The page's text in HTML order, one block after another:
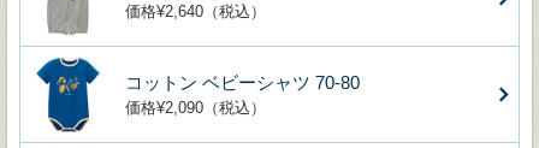
価格¥2,640（税込）
コットン ベビーシャツ 70-80
価格¥2,090（税込）